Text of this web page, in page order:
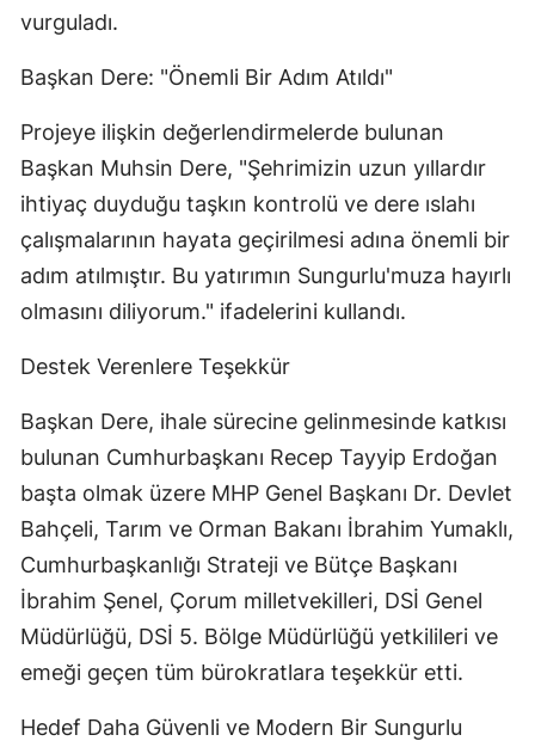
vurguladı.
Başkan Dere: "Önemli Bir Adım Atıldı"
Projeye ilişkin değerlendirmelerde bulunan
Başkan Muhsin Dere, "Şehrimizin uzun yıllardır
ihtiyaç duyduğu taşkın kontrolü ve dere ıslahı
çalışmalarının hayata geçirilmesi adına önemli bir
adım atılmıştır. Bu yatırımın Sungurlu'muza hayırlı
olmasını diliyorum." ifadelerini kullandı.
Destek Verenlere Teşekkür
Başkan Dere, ihale sürecine gelinmesinde katkısı
bulunan Cumhurbaşkanı Recep Tayyip Erdoğan
başta olmak üzere MHP Genel Başkanı Dr. Devlet
Bahçeli, Tarım ve Orman Bakanı İbrahim Yumaklı,
Cumhurbaşkanlığı Strateji ve Bütçe Başkanı
İbrahim Şenel, Çorum milletvekilleri, DSİ Genel
Müdürlüğü, DSİ 5. Bölge Müdürlüğü yetkilileri ve
emeği geçen tüm bürokratlara teşekkür etti.
Hedef Daha Güvenli ve Modern Bir Sungurlu